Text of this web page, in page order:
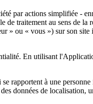
par actions simplifiée -
traitement au sens de
» ou « vous ») sur son site
En utilisant
rapportent à une
données de